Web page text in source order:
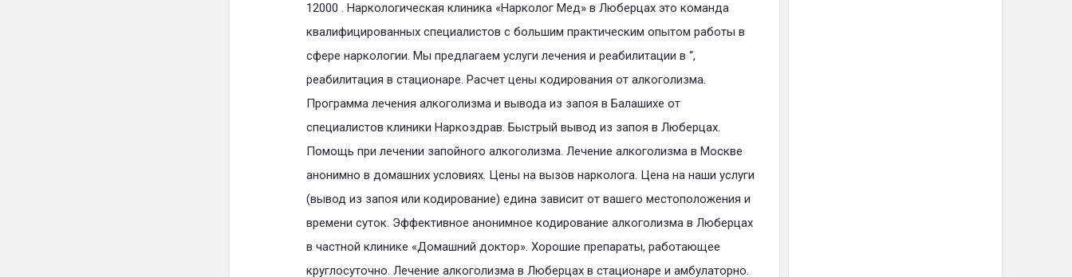
12000 . Наркологическая клиника «Нарколог Мед» в Люберцах это команда
квалифицированных специалистов с большим практическим опытом работы в
сфере наркологии. Мы предлагаем услуги лечения и реабилитации в “,
реабилитация в стационаре. Расчет цены кодирования от алкоголизма.
Программа лечения алкоголизма и вывода из запоя в Балашихе от
специалистов клиники Наркоздрав. Быстрый вывод из запоя в Люберцах.
Помощь при лечении запойного алкоголизма. Лечение алкоголизма в Москве
анонимно в домашних условиях. Цены на вызов нарколога. Цена на наши услуги
(вывод из запоя или кодирование) едина зависит от вашего местоположения и
времени суток. Эффективное анонимное кодирование алкоголизма в Люберцах
в частной клинике «Домашний доктор». Хорошие препараты, работающее
круглосуточно. Лечение алкоголизма в Люберцах в стационаре и амбулаторно.